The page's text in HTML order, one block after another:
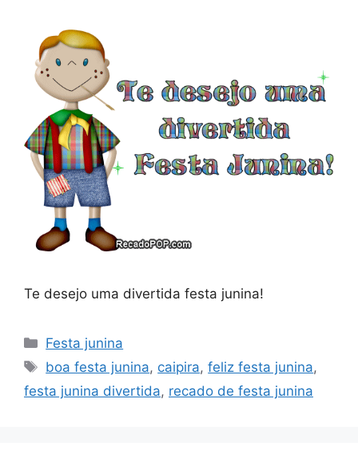
Te desejo uma divertida festa junina!
Categorias
Festa junina
Tags
boa festa junina, caipira,feliz festa junina,
festa junina divertida, recado de festa junina